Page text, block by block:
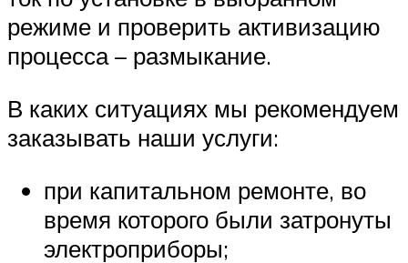
режиме и проверить активизацию
процесса – размыкание.
В каких ситуациях мы рекомендуем
заказывать наши услуги:
при капитальном ремонте, во
время которого были затронуты
электроприборы;